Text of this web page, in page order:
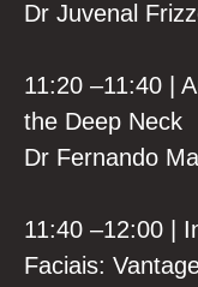
Dr Juvenal
11:20 –11:40 |
the Deep Neck
Dr Fernando
11:40 –12:00 |
Faciais: